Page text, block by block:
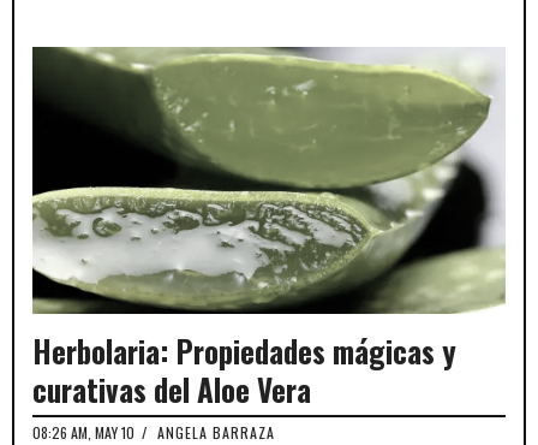
Herbolaria: Propiedades mágicas y
curativas del Aloe Vera
08:26 AM, MAY 10 / ANGELA BARRAZA